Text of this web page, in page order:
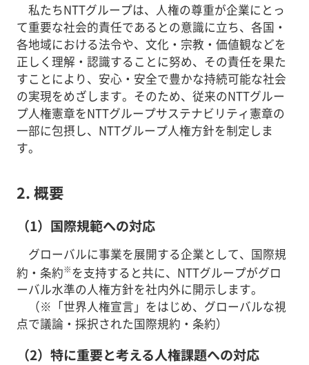
私たちNTTグループは、人権の尊重が企業にとっ
て重要な社会的責任であるとの意識に立ち、各国・
各地域における法令や、文化・宗教・価値観などを
正しく理解・認識することに努め、その責任を果た
すことにより、安心・安全で豊かな持続可能な社会
の実現をめざします。そのため、従来のNTTグルー
プ人権憲章をNTTグループサステナビリティ憲章の
一部に包摂し、NTTグループ人権方針を制定しま
す。
2. 概要
（1）国際規範への対応
グローバルに事業を展開する企業として、国際規
約・条約※ を支持すると共に、NTTグループがグロ
ーバル水準の人権方針を社内外に開示します。
（※「世界人権宣言」をはじめ、グローバルな視
点で議論・採択された国際規約・条約）
（2）特に重要と考える人権課題への対応